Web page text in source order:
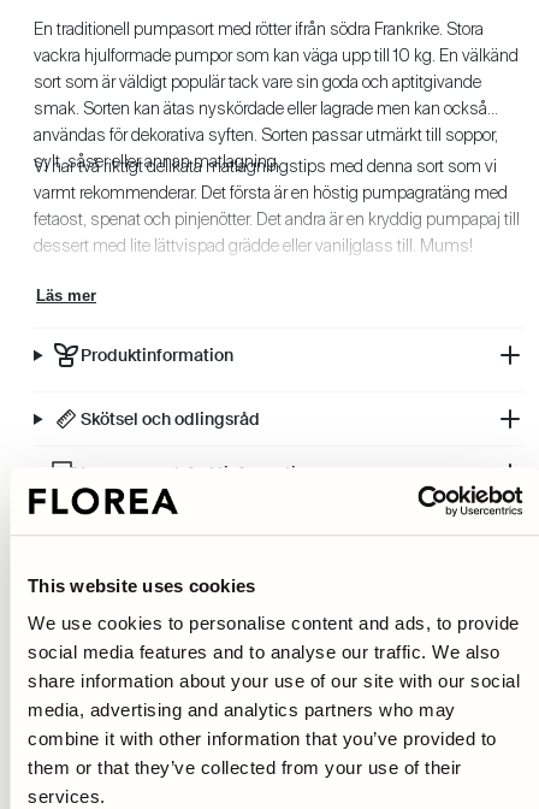
This website uses cookies
We use cookies to personalise content and ads, to provide
social media features and to analyse our traffic. We also
share information about your use of our site with our social
media, advertising and analytics partners who may
combine it with other information that you’ve provided to
them or that they’ve collected from your use of their
services.
En traditionell pumpasort med rötter ifrån södra Frankrike. Stora
vackra hjulformade pumpor som kan väga upp till 10 kg. En välkänd
sort som är väldigt populär tack vare sin goda och aptitgivande
smak. Sorten kan ätas nyskördade eller lagrade men kan också
användas för dekorativa syften. Sorten passar utmärkt till soppor,
sylt, såser eller annan matlagning.
Vi har två riktigt delikata matlagningstips med denna sort som vi
varmt rekommenderar. Det första är en höstig pumpagratäng med
fetaost, spenat och pinjenötter. Det andra är en kryddig pumpapaj till
dessert med lite lättvispad grädde eller vaniljglass till. Mums!
Läs mer
Produktinformation
Skötsel och odlingsråd
Leverans och fraktinformation
Fri frakt på fröer 299kr och lökar 499kr
5.00
Baserat på 1 recension
New content loaded